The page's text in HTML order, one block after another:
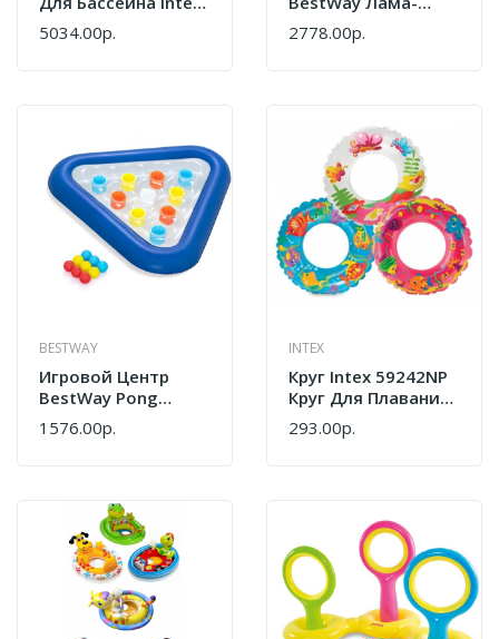
52453
5034.00р.
Рама 52320
2778.00р.
BESTWAY
Игровой Центр
BestWay Pong
Champion 52560 BW
С Мячами
1576.00р.
INTEX
Круг Intex 59242NP
Круг Для Плавания
61 См (от 6-10 Лет)
293.00р.